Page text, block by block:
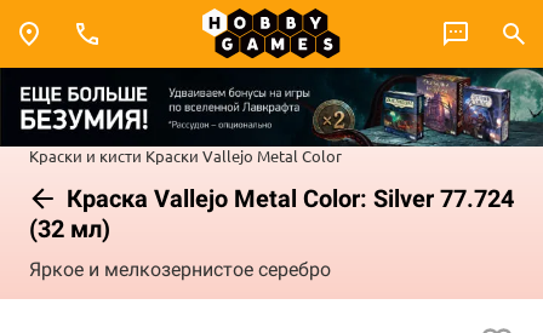
Краски и кисти Краски Vallejo Metal Color
Краска Vallejo Metal Color: Silver 77.724
(32 мл)
Яркое и мелкозернистое серебро